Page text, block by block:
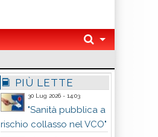
PIÙ LETTE
30 Lug 2026 - 14:03
"Sanità pubblica a
rischio collasso nel VCO"